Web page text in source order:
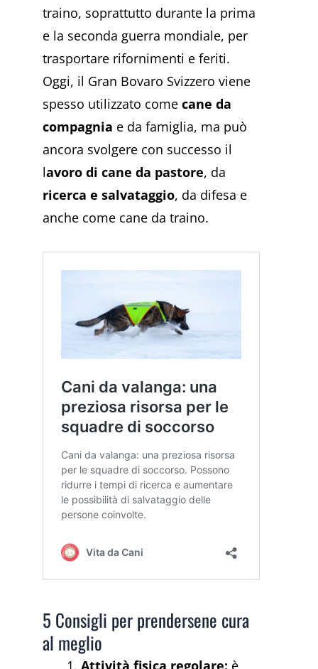
traino, soprattutto durante la prima
e la seconda guerra mondiale, per
trasportare rifornimenti e feriti.
Oggi, il Gran Bovaro Svizzero viene
spesso utilizzato come cane da
compagnia e da famiglia, ma può
ancora svolgere con successo il
lavoro di cane da pastore, da
ricerca e salvataggio, da difesa e
anche come cane da traino.
5 Consigli per prendersene cura
al meglio